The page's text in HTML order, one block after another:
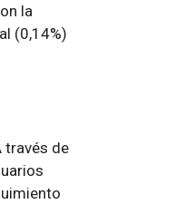
la
(0,14%)
través de